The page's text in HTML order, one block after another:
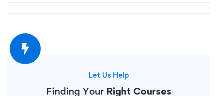
Let Us Help
Finding Your Right Courses